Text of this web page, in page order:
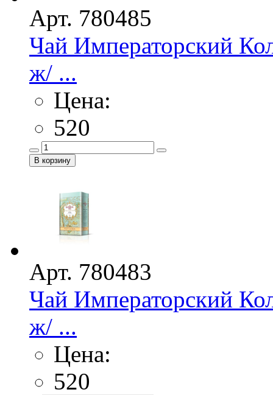
Арт. 780485
Чай Императорский
ж/ ...
Цена:
520
Арт. 780483
Чай Императорский
ж/ ...
Цена:
520